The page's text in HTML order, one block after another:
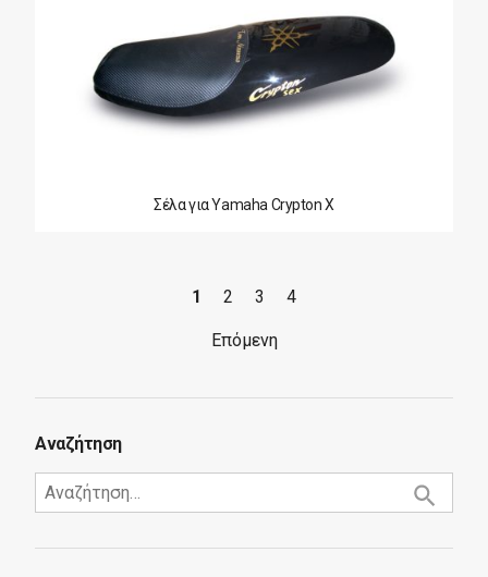
Σέλα για Yamaha Crypton X
1 2 3 4
Επόμενη
Αναζήτηση